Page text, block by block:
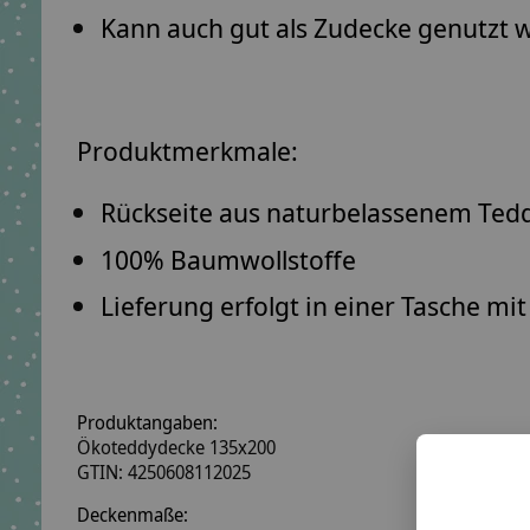
Kann auch gut als Zudecke genutzt
Produktmerkmale:
Rückseite aus naturbelassenem
100% Baumwollstoffe
Lieferung erfolgt in einer Tasche
Produktangaben:
Ökoteddydecke 135x200
GTIN: 4250608112025
Deckenmaße: